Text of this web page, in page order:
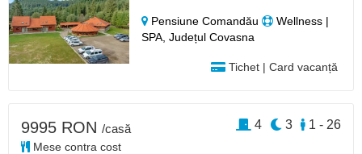
Pensiune Comandău
Wellness |
SPA, Județul Covasna
Tichet | Card vacanță
9995 RON /casă
Mese contra cost
1 - 26
3
4